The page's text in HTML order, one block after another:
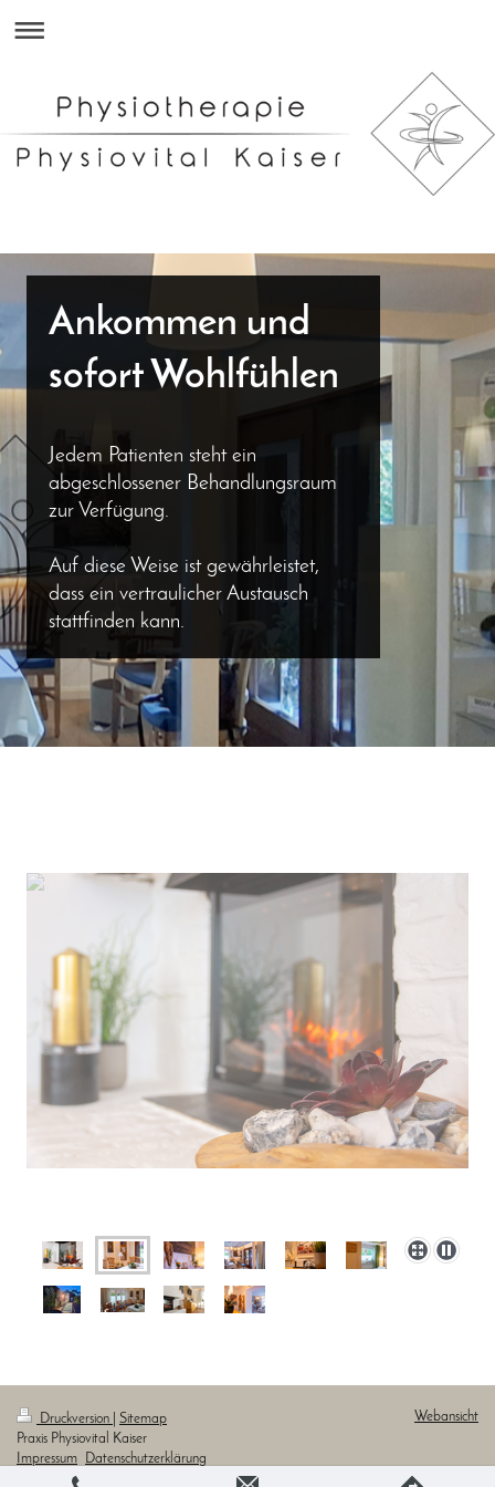
Ankommen und
sofort Wohlfühlen
Jedem Patienten steht ein
abgeschlossener Behandlungsraum
zur Verfügung.
Auf diese Weise ist gewährleistet,
dass ein vertraulicher Austausch
stattfinden kann.
Druckversion
Sitemap
Praxis Physiovital Kaiser
Impressum
Datenschutzerklärung
Webansicht